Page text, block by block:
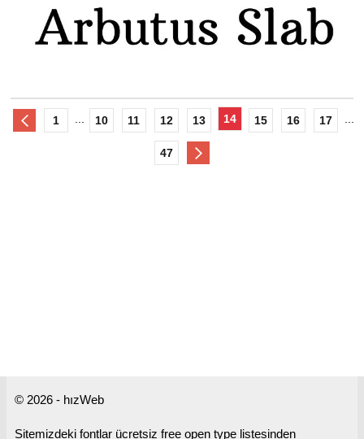
1 10 11 12 13 14 15 16 17
47
© 2026 - hızWeb
Sitemizdeki fontlar ücretsiz free open type listesinden